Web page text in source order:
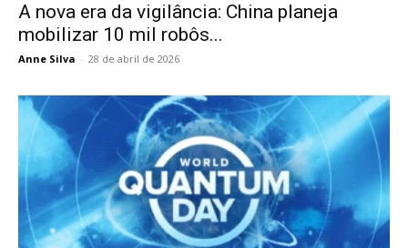
A nova era da vigilância: China planeja
mobilizar 10 mil robôs...
Anne Silva - 28 de abril de 2026